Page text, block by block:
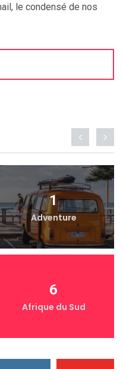
le condensé de nos
1
Adventure
6
Afrique du Sud